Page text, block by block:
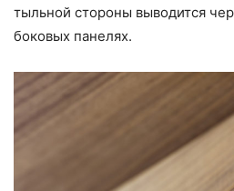
тыльной стороны выводится
боковых панелях.